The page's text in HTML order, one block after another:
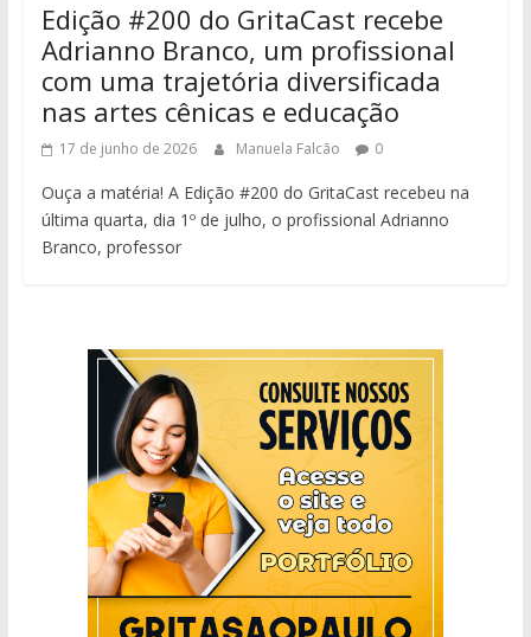
Edição #200 do GritaCast recebe
Adrianno Branco, um profissional
com uma trajetória diversificada
nas artes cênicas e educação
17 de junho de 2026 Manuela Falcão 0
Ouça a matéria! A Edição #200 do GritaCast recebeu na
última quarta, dia 1º de julho, o profissional Adrianno
Branco, professor